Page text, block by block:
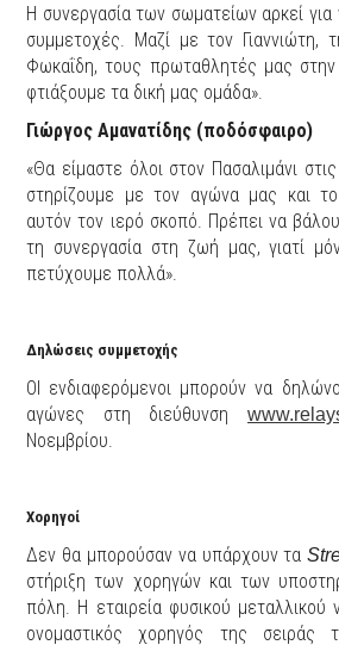
Η συνεργασία των σωματείων αρκεί
συμμετοχές. Μαζί με τον Γιαννιώτη,
Φωκαΐδη, τους πρωταθλητές μας
φτιάξουμε τα δική μας ομάδα».
Γιώργος Αμανατίδης (ποδόσφαιρο)
«Θα είμαστε όλοι στον Πασαλιμάνι
στηρίζουμε με τον αγώνα μας και
αυτόν τον ιερό σκοπό. Πρέπει να
τη συνεργασία στη ζωή μας, γιατί
πετύχουμε πολλά».
Δηλώσεις συμμετοχής
ΟΙ ενδιαφερόμενοι μπορούν να
αγώνες στη διεύθυνση
Νοεμβρίου.
Χορηγοί
Δεν θα μπορούσαν να υπάρχουν τα
στήριξη των χορηγών και των
πόλη. Η εταιρεία φυσικού μεταλλικού
ονομαστικός χορηγός της σειράς